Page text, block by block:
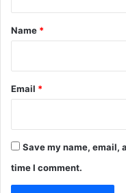
*
Name *
Email *
Save my name, email,
time I comment.